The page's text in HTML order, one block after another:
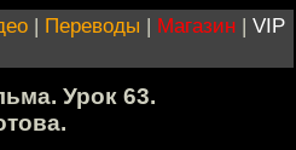
| Переводы | Магазин | VIP
Урок 63.